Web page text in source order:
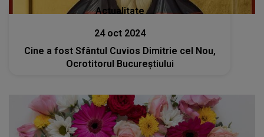
Actualitate
24 oct 2024
Cine a fost Sfântul Cuvios Dimitrie cel Nou,
Ocrotitorul Bucureștiului